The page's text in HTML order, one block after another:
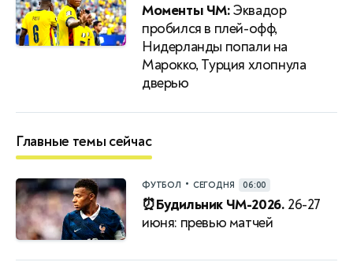
Моменты ЧМ:Эквадор
пробился в плей-офф,
Нидерланды попали на
Марокко, Турция хлопнула
дверью
Главные темы сейчас
ФУТБОЛ • СЕГОДНЯ 06:00
⏰Будильник ЧМ-2026. 26-27
июня: превью матчей